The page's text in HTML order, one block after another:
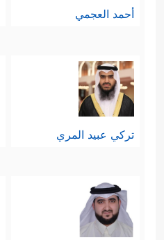
أحمد العجمي
تركي عبيد المري